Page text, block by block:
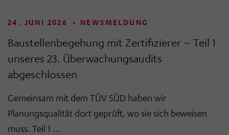
24. JUNI 2026 • NEWSMELDUNG
Baustellenbegehung mit Zertifizierer – Teil 1
unseres 23. Überwachungsaudits
abgeschlossen
Gemeinsam mit dem TÜV SÜD haben wir
Planungsqualität dort geprüft, wo sie sich beweisen
muss. Teil 1 ...